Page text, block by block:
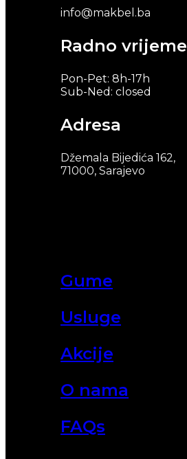
Gume
Usluge
Akcije
O nama
FAQs
info@makbel.ba
Radno vrijeme
Pon-Pet: 8h-17h
Sub-Ned: closed
Adresa
Džemala Bijedića 162,
71000, Sarajevo